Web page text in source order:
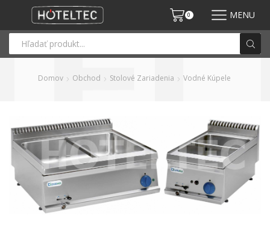
0 MENU
Domov Obchod Stolové Zariadenia Vodné Kúpele